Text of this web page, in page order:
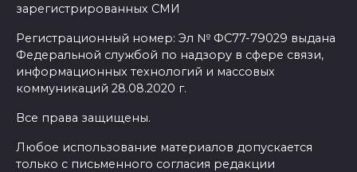
зарегистрированных СМИ
Регистрационный номер: Эл № ФС77-79029 выдана
Федеральной службой по надзору в сфере связи,
информационных технологий и массовых
коммуникаций 28.08.2020 г.
Все права защищены.
Любое использование материалов допускается
только с письменного согласия редакции